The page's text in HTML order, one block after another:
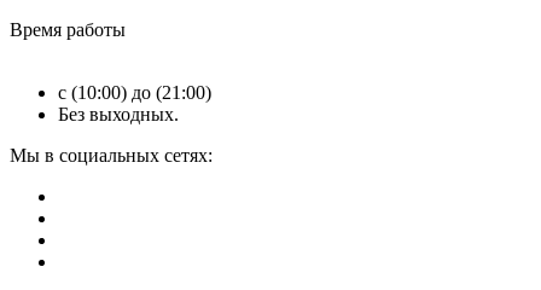
Время работы
с (10:00) до (21:00)
Без выходных.
Мы в социальных сетях: